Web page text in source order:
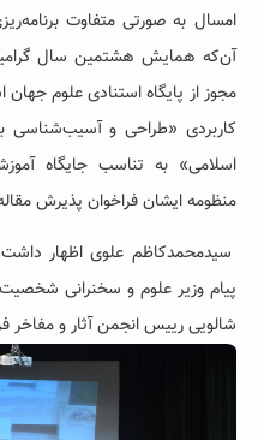
امسال به صورتی متفاوت
آن‌که همایش هشتمین سال
کاربردی «طراحی و آسیب‌شناسی
اسلامی» به تناسب جایگاه
منظومه ایشان فراخوان پذیرش مقاله
سیدمحمدکاظم علوی اظهار
پیام وزیر علوم و سخنرانی
شالویی رییس انجمن آثار و مفاخر